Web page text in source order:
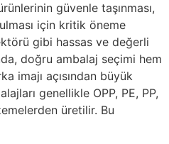
güvenle taşınması,
için kritik öneme
gibi hassas ve değerli
doğru ambalaj seçimi hem
imajı açısından büyük
genellikle OPP, PE, PP,
üretilir. Bu